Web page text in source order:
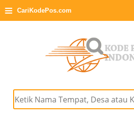
≡ CariKodePos.com